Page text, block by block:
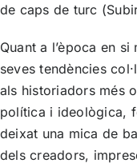
de caps de turc
Quant a l’època en
seves tendències
als historiadors més
política i ideològica,
deixat una mica de
dels creadors,